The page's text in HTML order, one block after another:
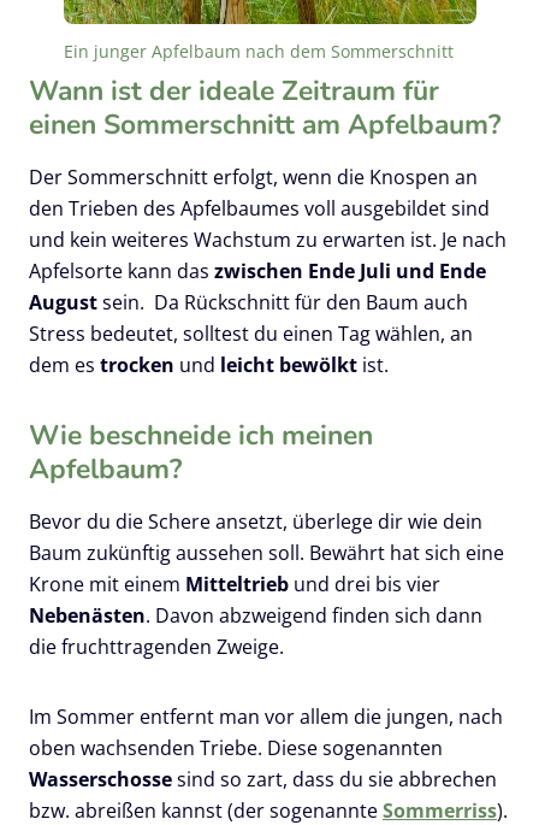
Ein junger Apfelbaum nach dem Sommerschnitt
Wann ist der ideale Zeitraum für
einen Sommerschnitt am Apfelbaum?
Der Sommerschnitt erfolgt, wenn die Knospen an
den Trieben des Apfelbaumes voll ausgebildet sind
und kein weiteres Wachstum zu erwarten ist. Je nach
Apfelsorte kann das zwischen Ende Juli und Ende
Augustsein. Da Rückschnitt für den Baum auch
Stress bedeutet, solltest du einen Tag wählen, an
dem es trocken und leicht bewölkt ist.
Wie beschneide ich meinen
Apfelbaum?
Bevor du die Schere ansetzt, überlege dir wie dein
Baum zukünftig aussehen soll. Bewährt hat sich eine
Krone mit einem Mitteltrieb und drei bis vier
Nebenästen. Davon abzweigend finden sich dann
die fruchttragenden Zweige.
Im Sommer entfernt man vor allem die jungen, nach
oben wachsenden Triebe. Diese sogenannten
Wasserschossesind so zart, dass du sie abbrechen
bzw. abreißen kannst (der sogenannteSommerriss).